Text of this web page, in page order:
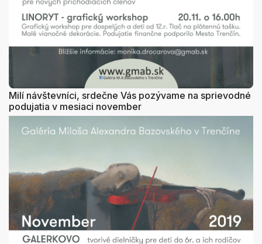
Milí návštevníci, srdečne Vás pozývame na sprievodné
podujatia v mesiaci november